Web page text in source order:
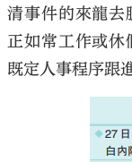
清事件的來龍去
正如常工作或休
既定人事程序跟